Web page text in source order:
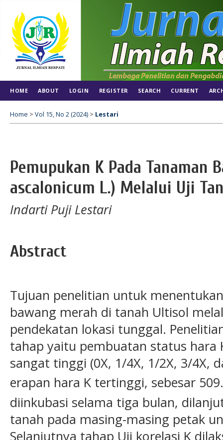
HOME ABOUT LOGIN REGISTER SEARCH CURRENT
Home > Vol 15, No 2 (2024) > Lestari
Pemupukan K Pada Tanaman
ascalonicum L.) Melalui Uji
Indarti Puji Lestari
Abstract
Tujuan penelitian untuk
bawang merah di tanah Ultisol
pendekatan lokasi tunggal.
tahap yaitu pembuatan status
sangat tinggi (0X, 1/4X, 1/2X, 3/4X,
erapan hara K tertinggi, sebesar
diinkubasi selama tiga bulan,
tanah pada masing-masing petak
Selanjutnya tahap Uji korelasi K